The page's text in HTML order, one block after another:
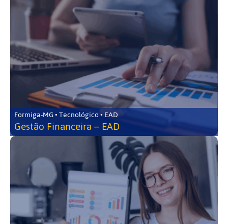
Formiga-MG • Tecnológico • EAD
Gestão Financeira – EAD